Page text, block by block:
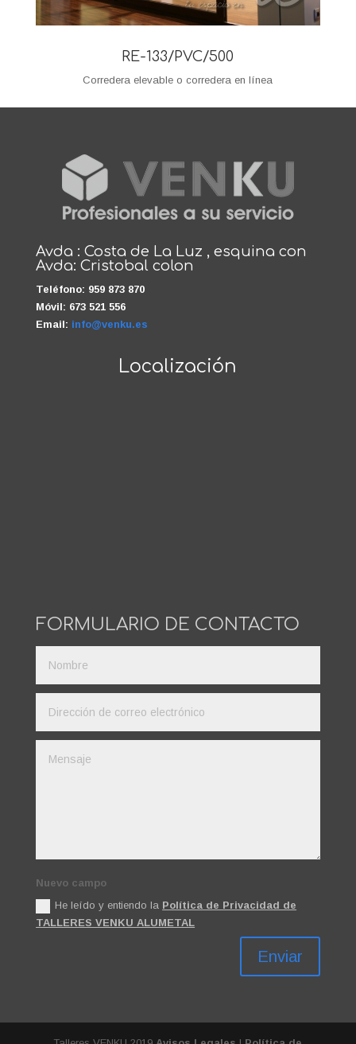
RE-133/PVC/500
Corredera elevable o corredera en línea
Avda : Costa de La Luz , esquina con
Avda: Cristobal colon
Teléfono: 959 873 870
Móvil: 673 521 556
Email: info@venku.es
Localización
FORMULARIO DE CONTACTO
Nuevo campo
He leído y entiendo la Política de Privacidad de
TALLERES VENKU ALUMETAL
Enviar